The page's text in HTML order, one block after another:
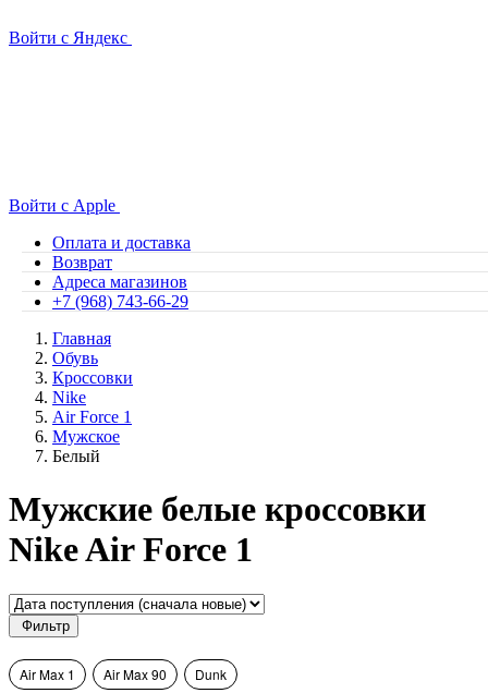
Войти с Яндекс
Войти с Apple
Оплата и доставка
Возврат
Адреса магазинов
+7 (968) 743-66-29
Главная
Обувь
Кроссовки
Nike
Air Force 1
Мужское
Белый
Мужские белые кроссовки
Nike Air Force 1
Фильтр
Air Max 1 Air Max 90 Dunk